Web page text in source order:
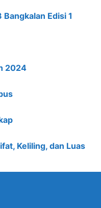
Edisi 1
2024
Keliling, dan Luas